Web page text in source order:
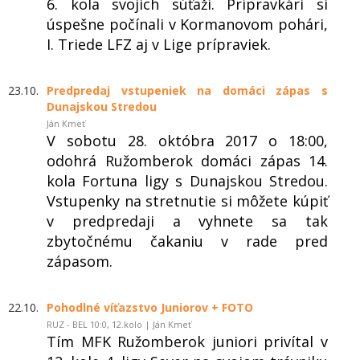
úspešne počínali v Kormanovom pohári,
I. Triede LFZ aj v Lige prípraviek.
23.10.
Predpredaj vstupeniek na domáci zápas s
Dunajskou Stredou
Ján Kmeť
V sobotu 28. októbra 2017 o 18:00,
odohrá Ružomberok domáci zápas 14.
kola Fortuna ligy s Dunajskou Stredou.
Vstupenky na stretnutie si môžete kúpiť
v predpredaji a vyhnete sa tak
zbytočnému čakaniu v rade pred
zápasom.
22.10. Pohodlné víťazstvo Juniorov + FOTO
RUZ - BEL 10:0, 12.kolo | Ján Kmeť
Tím MFK Ružomberok juniori privítal v